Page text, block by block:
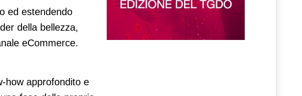
ed estendendo
della bellezza,
eCommerce.
how approfondito e